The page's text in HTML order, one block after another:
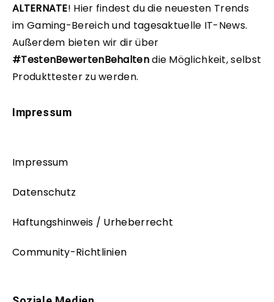
ALTERNATE! Hier findest du die neuesten Trends
im Gaming-Bereich und tagesaktuelle IT-News.
Außerdem bieten wir dir über
#TestenBewertenBehaltendie Möglichkeit, selbst
Produkttester zu werden.
Impressum
Impressum
Datenschutz
Haftungshinweis / Urheberrecht
Community-Richtlinien